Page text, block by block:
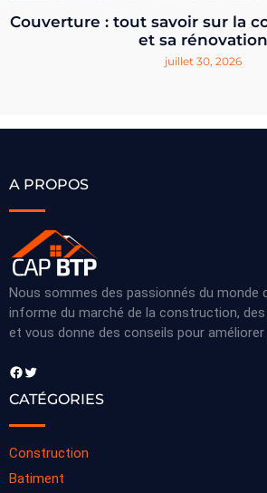
Couverture : tout savoir sur la
et sa rénovation
juillet 30, 2026
A PROPOS
Nous sommes des passionnés du monde
informe du marché de la construction,
et vous donne des conseils pour
Facebook Twitter
CATÉGORIES
Construction
Batiment